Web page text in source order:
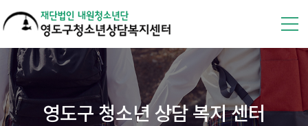
영도구 청소년 상담 복지 센터